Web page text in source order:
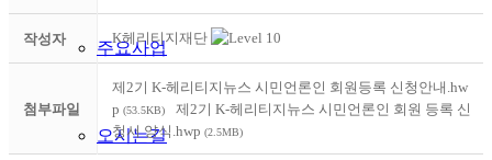
주요사업
오시는길
작성자 K헤리티지재단
첨부파일
제2기 K-헤리티지뉴스 시민언론인 회원등록 신청안내.hw
p (53.5KB)
제2기 K-헤리티지뉴스 시민언론인 회원 등록 신
청서 양식.hwp (2.5MB)